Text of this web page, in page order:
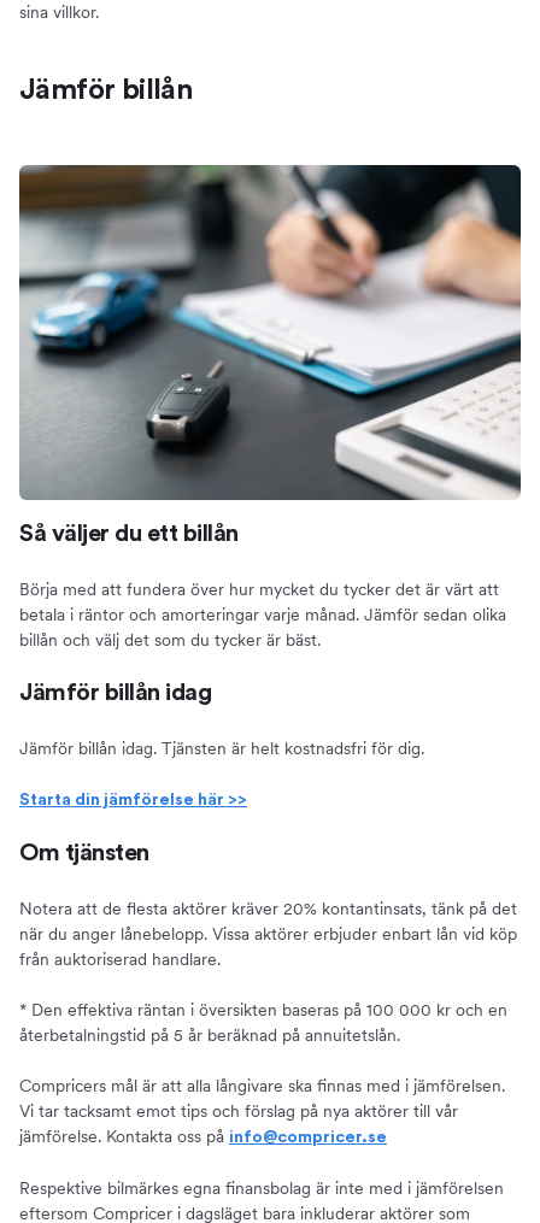
sina villkor.
Jämför billån
Så väljer du ett billån
Börja med att fundera över hur mycket du tycker det är värt att
betala i räntor och amorteringar varje månad. Jämför sedan olika
billån och välj det som du tycker är bäst.
Jämför billån idag
Jämför billån idag. Tjänsten är helt kostnadsfri för dig.
Starta din jämförelse här >>
Om tjänsten
Notera att de flesta aktörer kräver 20% kontantinsats, tänk på det
när du anger lånebelopp. Vissa aktörer erbjuder enbart lån vid köp
från auktoriserad handlare.
* Den effektiva räntan i översikten baseras på 100 000 kr och en
återbetalningstid på 5 år beräknad på annuitetslån.
Compricers mål är att alla långivare ska finnas med i jämförelsen.
Vi tar tacksamt emot tips och förslag på nya aktörer till vår
jämförelse. Kontakta oss på info@compricer.se
Respektive bilmärkes egna finansbolag är inte med i jämförelsen
eftersom Compricer i dagsläget bara inkluderar aktörer som